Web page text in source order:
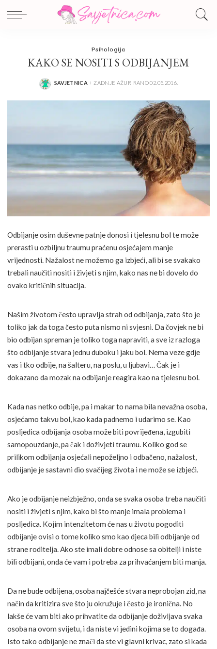
Psihologija
KAKO SE NOSITI S ODBIJANJEM
POSTED
SAVJETNICA ZADNJE AŽURIRANO 02.05.2016.
Odbijanje osim duševne patnje donosi i tjelesnu bol te može
prerasti u ozbiljnu traumu praćenu osjećajem manje
vrijednosti. Nažalost ne možemo ga izbjeći, ali bi se svakako
trebali naučiti nositi i živjeti s njim, kako nas ne bi dovelo do
ovako kritičnih situacija.
Našim životom često upravlja strah od odbijanja, zato što je
toliko jak da toga često puta nismo ni svjesni. Da čovjek ne bi
bio odbijan spreman je toliko toga napraviti, a sve iz razloga
što odbijanje stvara jednu duboku i jaku bol. Nema veze gdje
vas i tko odbije, na šalteru, na poslu, u ljubavi… Čak je i
dokazano da mozak na odbijanje reagira kao na tjelesnu bol.
Kada nas netko odbije, pa i makar to nama bila nevažna osoba,
osjećamo takvu bol, kao kada padnemo i udarimo se. Kao
posljedica odbijanja osoba može biti povrijeđena, izgubiti
samopouzdanje, pa čak i doživjeti traumu. Koliko god se
prilikom odbijanja osjećali nepoželjno i odbačeno, nažalost,
odbijanje je sastavni dio svačijeg života i ne može se izbjeći.
Ako je odbijanje neizbježno, onda se svaka osoba treba naučiti
nositi i živjeti s njim, kako bi što manje imala problema i
posljedica. Kojim intenzitetom će nas u životu pogoditi
odbijanje ovisi o tome koliko smo kao djeca bili odbijanje od
strane roditelja. Ako ste imali dobre odnose sa obitelji i niste
bili odbijani, onda će vam i potreba za prihvaćanjem biti manja.
Da ne bude odbijena, osoba najčešće stvara neprobojan zid, na
način da kritizira sve što ju okružuje i često je ironična. No
lakše će vam biti ako prihvatite da odbijanje doživljava svaka
osoba na ovom svijetu, i da niste vi jedini kojima se to događa.
Isto tako odbijanje ne znači da ste vi glavni krivac, zato si kada